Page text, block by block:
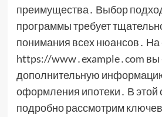
преимущества․ Выбор
программы требует
понимания всех нюансов․ На
https://www․example․com вы
дополнительную
оформления ипотеки․ В этой
подробно рассмотрим